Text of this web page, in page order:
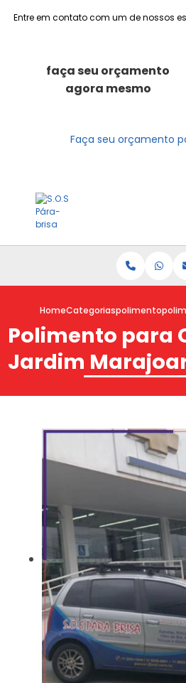
Entre em contato com um de nossos
faça seu orçamento
agora mesmo
Faça seu orçamento
HomeCategoriaspolimento
Polimento para
Jardim